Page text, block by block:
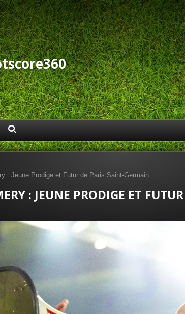
: Jeune Prodige et Futur de Paris Saint-Germain
: JEUNE PRODIGE ET